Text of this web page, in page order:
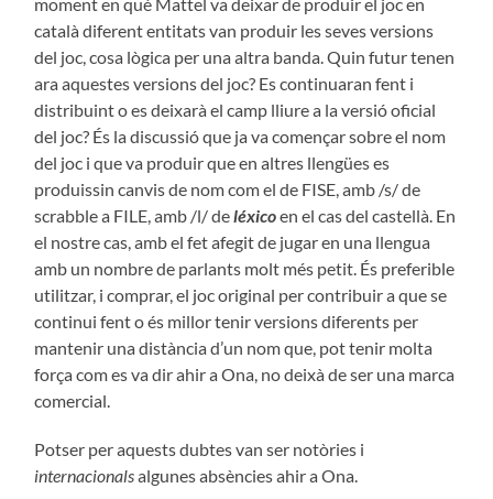
català diferent entitats van produir les seves versions
del joc, cosa lògica per una altra banda. Quin futur tenen
ara aquestes versions del joc? Es continuaran fent i
distribuint o es deixarà el camp lliure a la versió oficial
del joc? És la discussió que ja va començar sobre el nom
del joc i que va produir que en altres llengües es
produissin canvis de nom com el de FISE, amb /s/ de
scrabble a FILE, amb /l/ deléxicoen el cas del castellà. En
el nostre cas, amb el fet afegit de jugar en una llengua
amb un nombre de parlants molt més petit. És preferible
utilitzar, i comprar, el joc original per contribuir a que se
continui fent o és millor tenir versions diferents per
mantenir una distància d’un nom que, pot tenir molta
força com es va dir ahir a Ona, no deixà de ser una marca
comercial.
Potser per aquests dubtes van ser notòries i
internacionalsalgunes absències ahir a Ona.